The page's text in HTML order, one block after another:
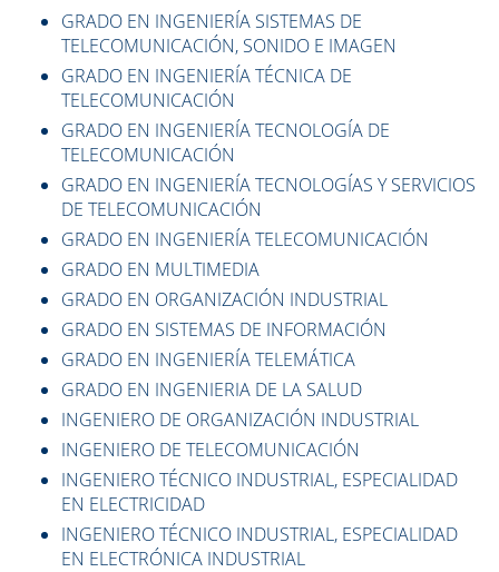
GRADO EN INGENIERÍA SISTEMAS DE
TELECOMUNICACIÓN, SONIDO E IMAGEN
GRADO EN INGENIERÍA TÉCNICA DE
TELECOMUNICACIÓN
GRADO EN INGENIERÍA TECNOLOGÍA DE
TELECOMUNICACIÓN
GRADO EN INGENIERÍA TECNOLOGÍAS Y SERVICIOS
DE TELECOMUNICACIÓN
GRADO EN INGENIERÍA TELECOMUNICACIÓN
GRADO EN MULTIMEDIA
GRADO EN ORGANIZACIÓN INDUSTRIAL
GRADO EN SISTEMAS DE INFORMACIÓN
GRADO EN INGENIERÍA TELEMÁTICA
GRADO EN INGENIERIA DE LA SALUD
INGENIERO DE ORGANIZACIÓN INDUSTRIAL
INGENIERO DE TELECOMUNICACIÓN
INGENIERO TÉCNICO INDUSTRIAL, ESPECIALIDAD
EN ELECTRICIDAD
INGENIERO TÉCNICO INDUSTRIAL, ESPECIALIDAD
EN ELECTRÓNICA INDUSTRIAL